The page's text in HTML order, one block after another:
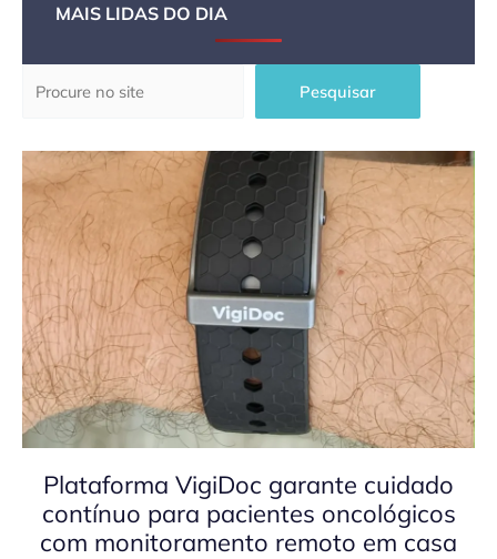
MAIS LIDAS DO DIA
Pesquisar
Plataforma VigiDoc garante cuidado
contínuo para pacientes oncológicos
com monitoramento remoto em casa